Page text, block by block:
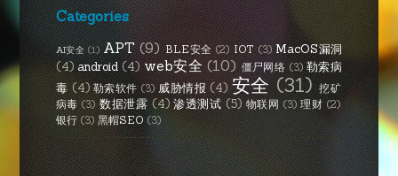
Categories
AI安全 (1) APT (9) BLE安全 (2) IOT (3) MacOS漏洞
(4) android (4) web安全 (10) 僵尸网络 (3) 勒索病
毒 (4) 勒索软件 (3) 威胁情报 (4) 安全 (31) 挖矿
病毒 (3) 数据泄露 (4) 渗透测试 (5) 物联网 (3) 理财 (2)
银行 (3) 黑帽SEO (3)